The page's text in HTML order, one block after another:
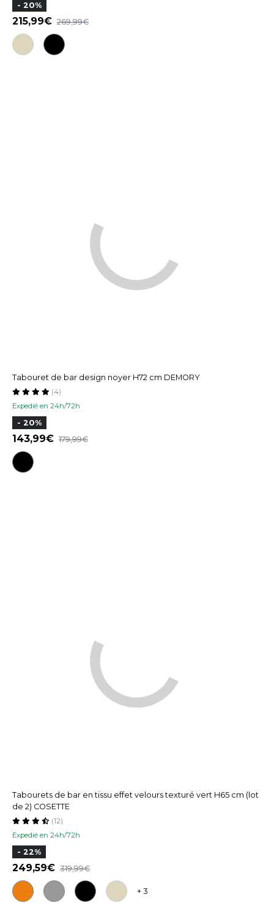
- 20%
215,99 269,99
Tabouret de bar design noyer H72 cm DEMORY
Expedié en 24h/72h
(4)
- 20%
143,99 179,99
Tabourets de bar en tissu effet velours texturé vert H65 cm (lot
de 2) COSETTE
Expedié en 24h/72h
(12)
- 22%
249,59 319,99
+ 3